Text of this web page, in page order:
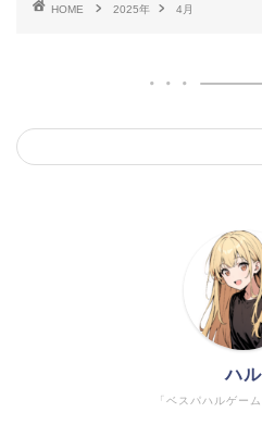
HOME 2025年 4月
「ベスパハルゲー
ハル